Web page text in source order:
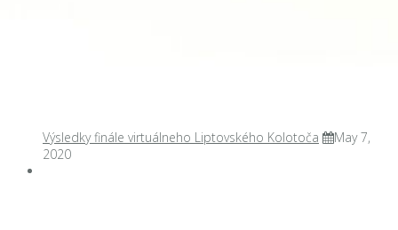
Výsledky finále virtuálneho Liptovského Kolotoča
May 7,
2020